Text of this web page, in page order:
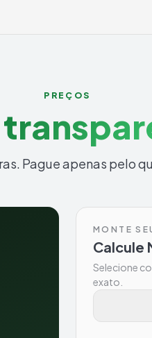
PREÇOS
Pague apenas pelo
MONTE
Calcule
Selecione
exato.